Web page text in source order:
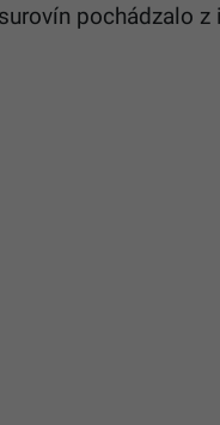
pochádzalo